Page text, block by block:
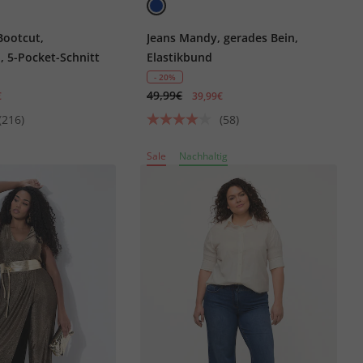
5-Pocket-Schnitt
Jeans Mandy, gerades Bein,
Elastikbund
- 20%
49,99€ 39,99€
(58)
Sale Nachhaltig